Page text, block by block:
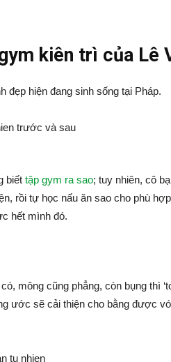
kiên trì của Lê
đẹp hiện đang sinh sống tại Pháp.
biết tập gym ra sao; tuy nhiên, cô
rồi tự học nấu ăn sao cho phù
hết mình đó.
mông cũng phẳng, còn bụng thì
ước sẽ cải thiện cho bằng được